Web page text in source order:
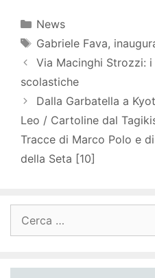
Categorie
News
Tag
Gabriele Fava,
Via Macinghi Strozzi:
scolastiche
Dalla Garbatella a
Leo / Cartoline dal
Tracce di Marco Polo e
della Seta [10]
per: